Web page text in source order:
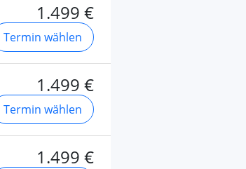
1.499 €
Termin wählen
1.499 €
Termin wählen
1.499 €